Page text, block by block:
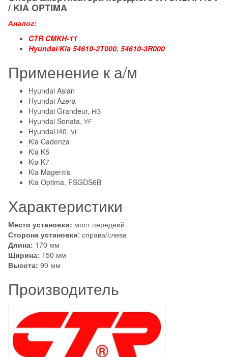
/ KIA OPTIMA
Аналог:
CTR CMKH-11
Hyundai/Kia 54610-2T000, 54610-3R000
Применение к а/м
Hyundai Aslan
Hyundai Azera
Hyundai Grandeur, HG
Hyundai Sonata, YF
Hyundai i40, VF
Kia Cadenza
Kia K5
Kia K7
Kia Magentis
Kia Optima, FSGDS6B
Характеристики
Место установки: мост передний
Сторона установки: справа/слева
Длина: 170 мм
Ширина: 150 мм
Высота: 90 мм
Производитель